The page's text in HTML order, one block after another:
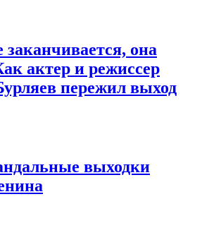
она
актер и режиссер
пережил выход
выходки